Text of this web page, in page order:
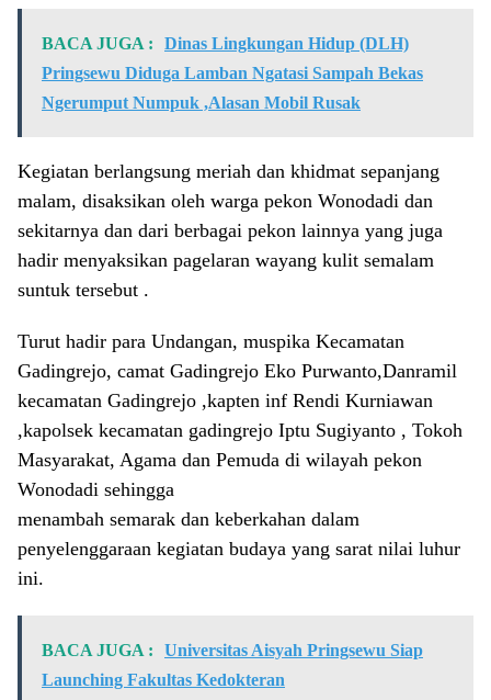
BACA JUGA :
Dinas Lingkungan Hidup (DLH)
Pringsewu Diduga Lamban Ngatasi Sampah Bekas
Ngerumput Numpuk ,Alasan Mobil Rusak
Kegiatan berlangsung meriah dan khidmat sepanjang
malam, disaksikan oleh warga pekon Wonodadi dan
sekitarnya dan dari berbagai pekon lainnya yang juga
hadir menyaksikan pagelaran wayang kulit semalam
suntuk tersebut .
Turut hadir para Undangan, muspika Kecamatan
Gadingrejo, camat Gadingrejo Eko Purwanto,Danramil
kecamatan Gadingrejo ,kapten inf Rendi Kurniawan
,kapolsek kecamatan gadingrejo Iptu Sugiyanto , Tokoh
Masyarakat, Agama dan Pemuda di wilayah pekon
Wonodadi sehingga
menambah semarak dan keberkahan dalam
penyelenggaraan kegiatan budaya yang sarat nilai luhur
ini.
BACA JUGA :
Universitas Aisyah Pringsewu Siap
Launching Fakultas Kedokteran